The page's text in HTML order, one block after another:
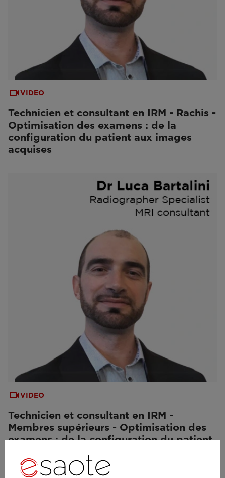
VIDEO
Technicien et consultant en IRM - Rachis -
Optimisation des examens : de la
configuration du patient aux images
acquises
VIDEO
Technicien et consultant en IRM -
Membres supérieurs - Optimisation des
examens : de la configuration du patient